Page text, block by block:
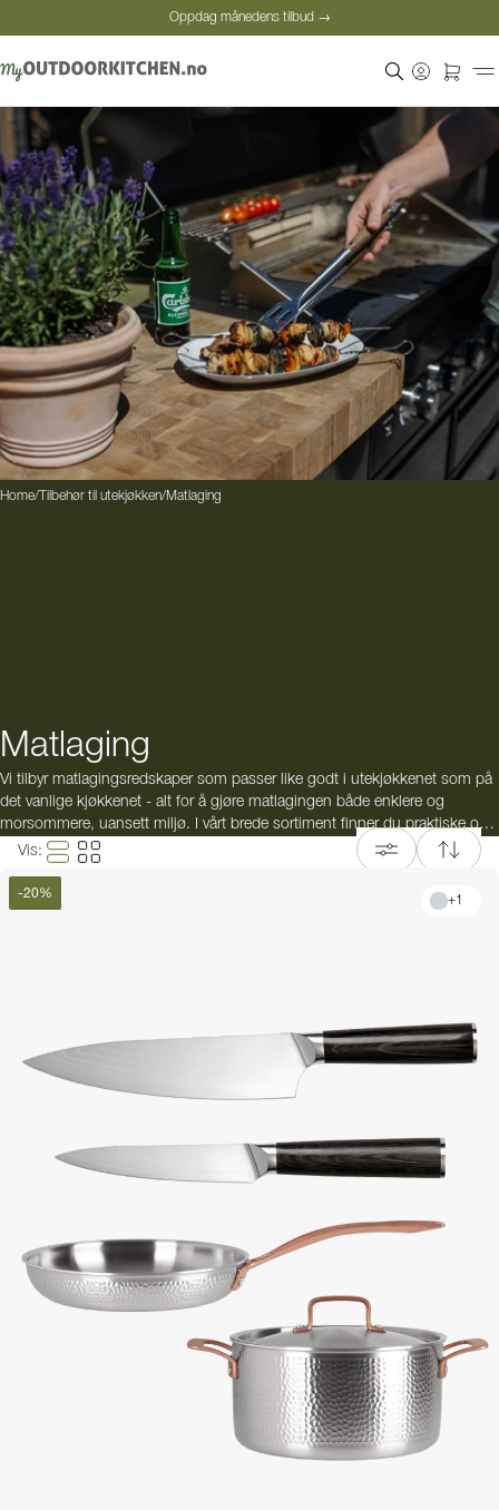
Oppdag månedens tilbud →
Home/ Tilbehør til utekjøkken/Matlaging
Matlaging
Vi tilbyr matlagingsredskaper som passer like godt i utekjøkkenet som på
det vanlige kjøkkenet - alt for å gjøre matlagingen både enklere og
morsommere, uansett miljø. I vårt brede sortiment finner du praktiske og
holdbare kjøkkentilbehør som gjør matlaging utendørs smidigere enn
Oppdag gryter, kjeler og stekepanner i stilrene design og slitesterke
Vi har eksklusive kjøkkenredskaper for hele matlagingsprosessen – fra
forberedelser til ferdig måltid. Velg blant robuste skjærebrett og kniver
med perfekt grep, lang levetid og høy ytelse. Enten du skal hakke
grønnsaker eller dele opp kjøtt til grillen, har vi de rette verktøyene:
Kompletter utstyret ditt med våregrilltilbehør,rengjøringsprodukter
matlagingen utendørs til neste nivå og skape minneverdige middager i ditt
utekjøkken.
Vis:
-20% +1